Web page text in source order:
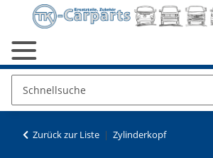
Zurück zur Liste Zylinderkopf